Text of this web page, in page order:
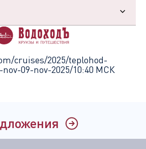
cruises/2025/teplohod-
09-nov-2025/10:40 МСК